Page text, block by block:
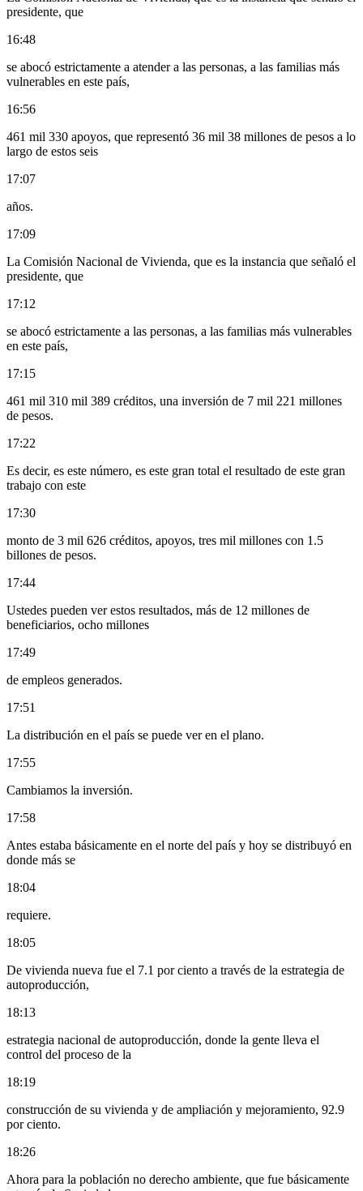
presidente, que
16:48
se abocó estrictamente a atender a las personas, a las familias más
vulnerables en este país,
16:56
461 mil 330 apoyos, que representó 36 mil 38 millones de pesos a lo
largo de estos seis
17:07
años.
17:09
La Comisión Nacional de Vivienda, que es la instancia que señaló el
presidente, que
17:12
se abocó estrictamente a las personas, a las familias más vulnerables
en este país,
17:15
461 mil 310 mil 389 créditos, una inversión de 7 mil 221 millones
de pesos.
17:22
Es decir, es este número, es este gran total el resultado de este gran
trabajo con este
17:30
monto de 3 mil 626 créditos, apoyos, tres mil millones con 1.5
billones de pesos.
17:44
Ustedes pueden ver estos resultados, más de 12 millones de
beneficiarios, ocho millones
17:49
de empleos generados.
17:51
La distribución en el país se puede ver en el plano.
17:55
Cambiamos la inversión.
17:58
Antes estaba básicamente en el norte del país y hoy se distribuyó en
donde más se
18:04
requiere.
18:05
De vivienda nueva fue el 7.1 por ciento a través de la estrategia de
autoproducción,
18:13
estrategia nacional de autoproducción, donde la gente lleva el
control del proceso de la
18:19
construcción de su vivienda y de ampliación y mejoramiento, 92.9
por ciento.
18:26
Ahora para la población no derecho ambiente, que fue básicamente